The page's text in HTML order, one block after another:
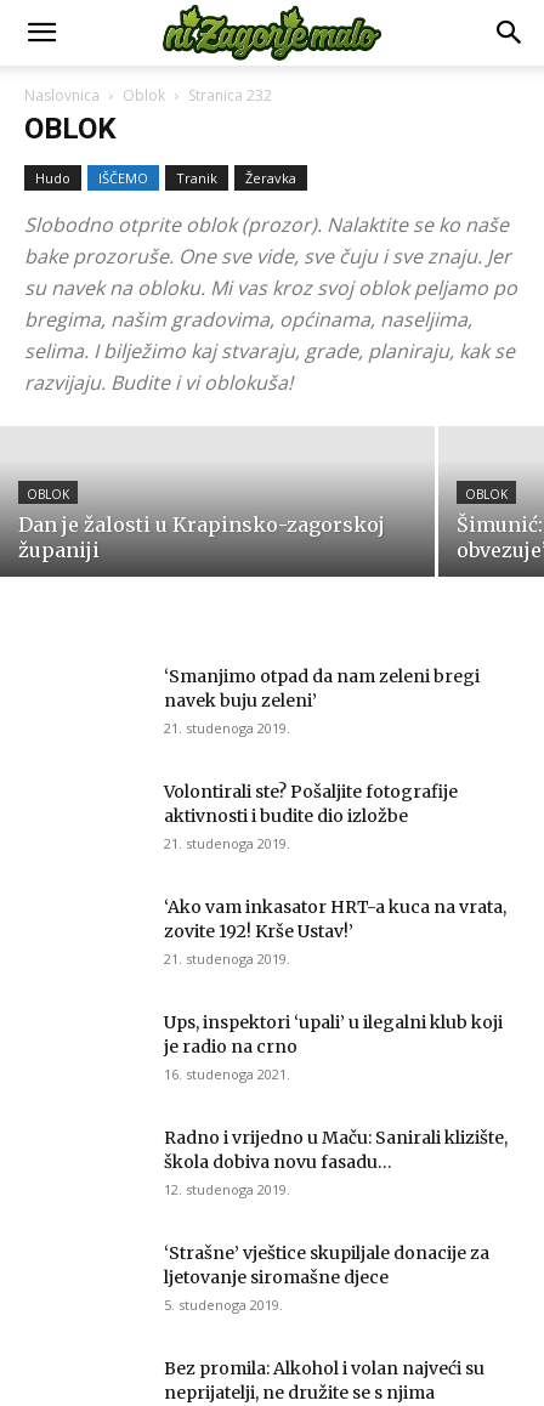
Naslovnica Oblok Stranica 232
OBLOK
Hudo IŠČEMO Tranik Žeravka
Slobodno otprite oblok (prozor). Nalaktite se ko naše
bake prozoruše. One sve vide, sve čuju i sve znaju. Jer
su navek na obloku. Mi vas kroz svoj oblok peljamo po
bregima, našim gradovima, općinama, naseljima,
selima. I bilježimo kaj stvaraju, grade, planiraju, kak se
razvijaju. Budite i vi oblokuša!
OBLOK
Zabok donosi novi Prostorni plan,
uključite se u raspravu
6. kolovoza 2026.
OBLOK
Dan je žalosti u Krapinsko-zagorskoj
županiji
OBLOK
‘Smanjimo otpad da nam zeleni bregi
navek buju zeleni’
21. studenoga 2019.
Volontirali ste? Pošaljite fotografije
aktivnosti i budite dio izložbe
21. studenoga 2019.
‘Ako vam inkasator HRT-a kuca na vrata,
zovite 192! Krše Ustav!’
21. studenoga 2019.
Ups, inspektori ‘upali’ u ilegalni klub koji
je radio na crno
16. studenoga 2021.
Radno i vrijedno u Maču: Sanirali klizište,
škola dobiva novu fasadu…
12. studenoga 2019.
‘Strašne’ vještice skupiljale donacije za
ljetovanje siromašne djece
5. studenoga 2019.
Bez promila: Alkohol i volan najveći su
neprijatelji, ne družite se s njima